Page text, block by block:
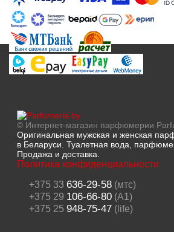
© Интернет-магазин парфюмерии
Оригинальная мужская и женская
в Беларуси. Туалетная вода,
Продажа и доставка.
Политика конфиденциальности
+375 33 636-29-58(мтс)
+375 29 106-66-80(A1)
+375 25 948-75-47(life)